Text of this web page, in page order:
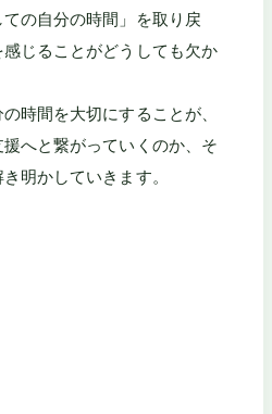
の自分の時間」を取り戻
じることがどうしても欠か
時間を大切にすることが、
へと繋がっていくのか、そ
明かしていきます。